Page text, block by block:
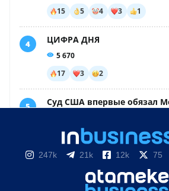
247k 21k 12k 75